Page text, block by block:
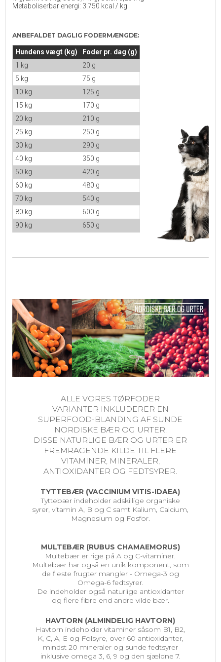
Metaboliserbar energi: 3.750 kcal / kg
ANBEFALDET DAGLIG FODERMÆNGDE:
Hundens vægt (kg)
Foder pr. dag (g)
1 kg
20 g
5 kg
75 g
10 kg
125 g
15 kg
170 g
20 kg
210 g
25 kg
250 g
30 kg
290 g
40 kg
350 g
50 kg
420 g
60 kg
480 g
70 kg
540 g
80 kg
600 g
90 kg
650 g
ALLE VORES TØRFODER
VARIANTER INKLUDERER EN
SUPERFOOD-BLANDING AF SUNDE
NORDISKE BÆR OG URTER.
DISSE NATURLIGE BÆR OG URTER ER
FREMRAGENDE KILDE TIL FLERE
VITAMINER, MINERALER,
ANTIOXIDANTER OG FEDTSYRER.
TYTTEBÆR (VACCINIUM VITIS-IDAEA)
Tyttebær indeholder adskillige organiske
syrer, vitamin A, B og C samt Kalium, Calcium,
Magnesium og Fosfor.
MULTEBÆR (RUBUS CHAMAEMORUS)
Multebær er rige på A og C-vitaminer.
Multebær har også en unik komponent, som
de fleste frugter mangler - Omega-3 og
Omega-6 fedtsyrer.
De indeholder også naturlige antioxidanter
og flere fibre end andre vilde bær.
HAVTORN (ALMINDELIG HAVTORN)
Havtorn indeholder vitaminer såsom B1, B2,
K, C, A, E og Folsyre, over 60 antioxidanter,
mindst 20 mineraler og sunde fedtsyrer
inklusive omega 3, 6, 9 og den sjældne 7.